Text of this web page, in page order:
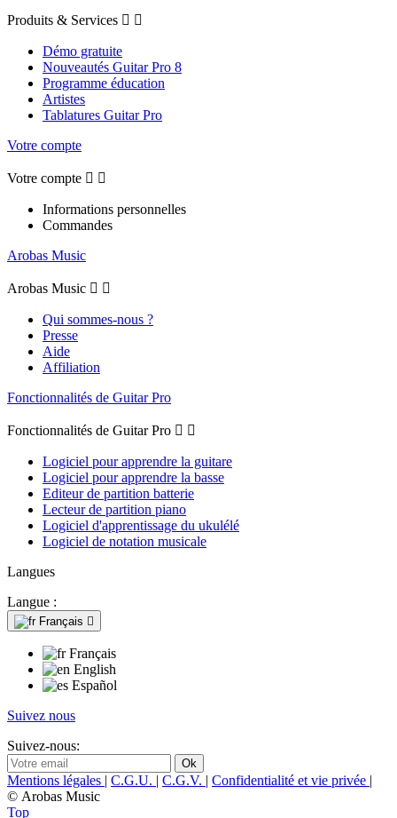
Produits & Services  
Démo gratuite
Nouveautés Guitar Pro 8
Programme éducation
Artistes
Tablatures Guitar Pro
Votre compte
Votre compte  
Informations personnelles
Commandes
Arobas Music
Arobas Music  
Qui sommes-nous ?
Presse
Aide
Affiliation
Fonctionnalités de Guitar Pro
Fonctionnalités de Guitar Pro  
Logiciel pour apprendre la guitare
Logiciel pour apprendre la basse
Editeur de partition batterie
Lecteur de partition piano
Logiciel d'apprentissage du ukulélé
Logiciel de notation musicale
Langues
Langue :
Français 
Français
English
Español
Suivez nous
Suivez-nous:
Mentions légales | C.G.U. | C.G.V. | Confidentialité et vie privée |
© Arobas Music
Top